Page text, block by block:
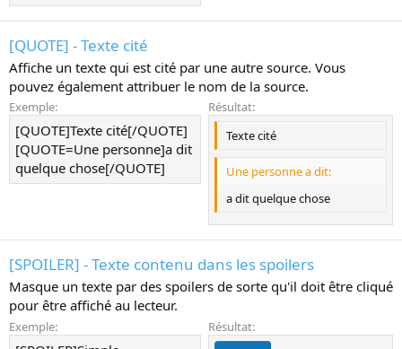
[QUOTE] - Texte cité
Affiche un texte qui est cité par une autre source. Vous
pouvez également attribuer le nom de la source.
Exemple:
[QUOTE]Texte cité[/QUOTE]
[QUOTE=Une personne]a dit
quelque chose[/QUOTE]
Résultat:
Texte cité
Une personne a dit:
a dit quelque chose
[SPOILER] - Texte contenu dans les spoilers
Masque un texte par des spoilers de sorte qu'il doit être cliqué
pour être affiché au lecteur.
Exemple:
Résultat: